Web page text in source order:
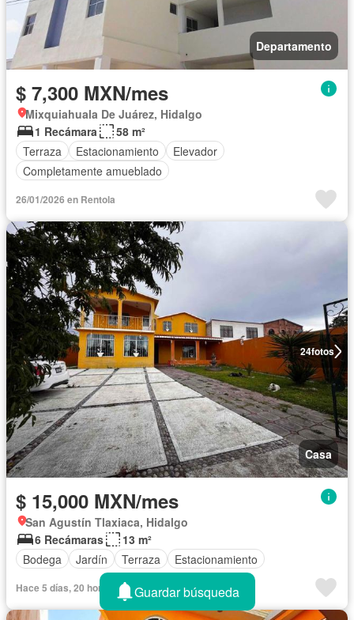
Departamento
$ 7,300 MXN/mes
Mixquiahuala De Juárez, Hidalgo
1 Recámara
58 m²
Terraza
Estacionamiento
Elevador
Completamente amueblado
26/01/2026 en Rentola
24fotos
Casa
$ 15,000 MXN/mes
San Agustín Tlaxiaca, Hidalgo
6 Recámaras
13 m²
Bodega
Jardín Terraza Estacionamiento
Hace 5 días, 20 horas en RentolaGuardar búsqueda